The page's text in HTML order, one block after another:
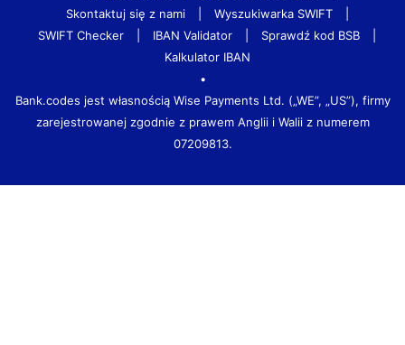
Skontaktuj się z nami
Wyszukiwarka SWIFT
SWIFT Checker
IBAN Validator Sprawdź kod BSB
Kalkulator IBAN
•
Bank.codes jest własnością Wise Payments Ltd. („WE”, „US”), firmy
zarejestrowanej zgodnie z prawem Anglii i Walii z numerem
07209813.